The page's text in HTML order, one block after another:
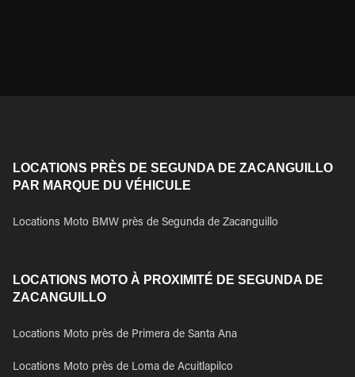
LOCATIONS PRÈS DE SEGUNDA DE ZACANGUILLO
PAR MARQUE DU VÉHICULE
Locations Moto BMW près de Segunda de Zacanguillo
LOCATIONS MOTO À PROXIMITÉ DE SEGUNDA DE
ZACANGUILLO
Locations Moto près de Primera de Santa Ana
Locations Moto près de Loma de Acuitlapilco